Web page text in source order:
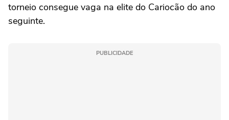
torneio consegue vaga na elite do Cariocão do ano
seguinte.
PUBLICIDADE